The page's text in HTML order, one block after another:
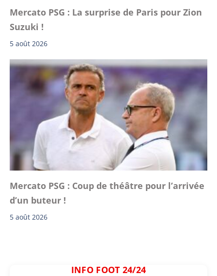
Mercato PSG : La surprise de Paris pour Zion
Suzuki !
5 août 2026
Mercato PSG : Coup de théâtre pour l’arrivée
d’un buteur !
5 août 2026
INFO FOOT 24/24